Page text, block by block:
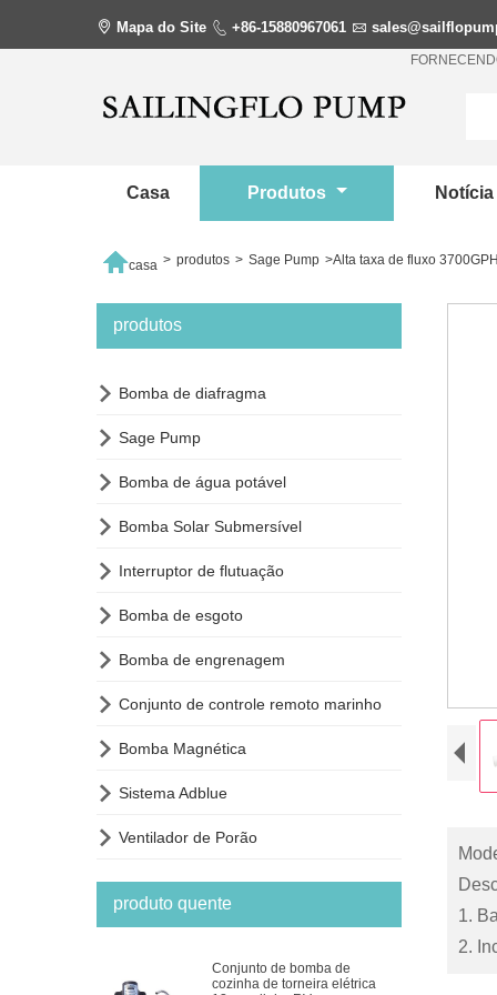
 Mapa do Site  +86-15880967061 
Casa Produtos Notícia
casa > produtos > Sage Pump >Alta taxa de fluxo
1.
2.
produtos
 Bomba de diafragma
 Sage Pump
 Bomba de água potável
 Bomba Solar Submersível
 Interruptor de flutuação
 Bomba de esgoto
 Bomba de engrenagem
 Conjunto de controle remoto marinho
 Bomba Magnética
 Sistema Adblue
 Ventilador de Porão
produto quente
Conjunto de bomba de
cozinha de torneira elétrica